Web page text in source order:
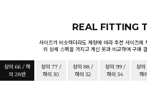
REAL FITTING
사이즈가 비슷하더라도 체향에 따라 추천 사이즈에
위 상세 스펙을 가지고 계신 옷과 비교하여 구매
상의 66 / 하
의 28반
상의 77 /
하의 30
상의 88 /
하의 32
상의 99 /
하의 34
상
하